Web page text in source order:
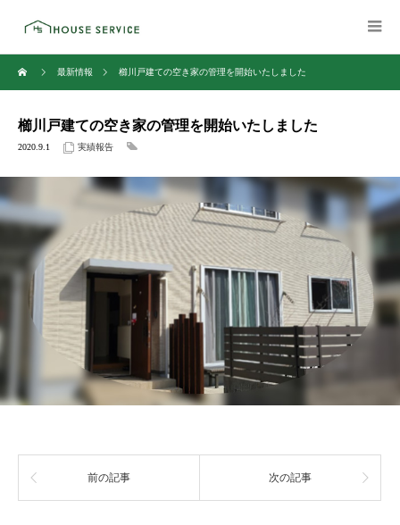
最新情報 櫛川戸建ての空き家の管理を開始いたしました
櫛川戸建ての空き家の管理を開始いたしました
2020.9.1 実績報告
前の記事 次の記事